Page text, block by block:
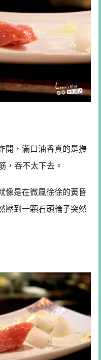
開，滿口油香真的是撫
，吞不太下去。
像是在微風徐徐的黃昏
壓到一顆石頭輪子突然